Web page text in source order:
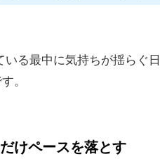
いる最中に気持ちが揺らぐ
。
けペースを落とす